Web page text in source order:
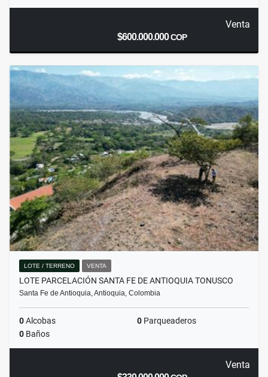
Venta
$600.000.000COP
LOTE / TERRENO VENTA
LOTE PARCELACIÓN SANTA FE DE ANTIOQUIA TONUSCO
Santa Fe de Antioquia, Antioquia, Colombia
0Alcobas 0 Parqueaderos
0 Baños
Venta